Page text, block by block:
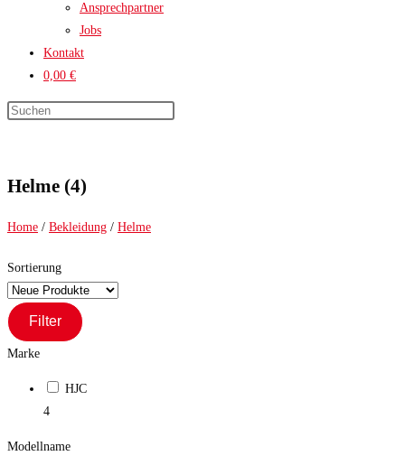
Ansprechpartner
Jobs
Kontakt
0,00 €
Helme (4)
Home / Bekleidung / Helme
Sortierung
Filter
Marke
HJC
4
Modellname